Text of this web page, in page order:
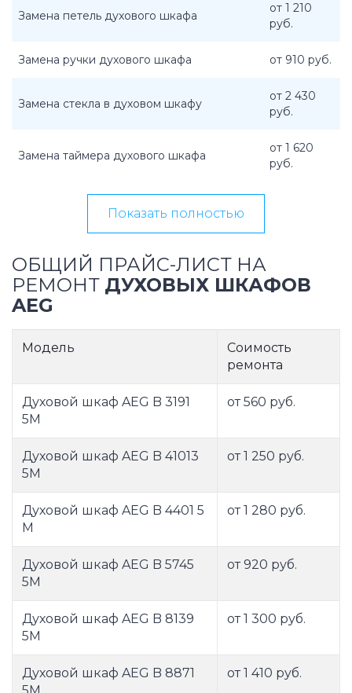
Замена петель духового шкафа
от 1 210
руб.
Замена ручки духового шкафа от 910 руб.
Замена стекла в духовом шкафу
от 2 430
руб.
Замена таймера духового шкафа
от 1 620
руб.
Показать полностью
ОБЩИЙ ПРАЙС-ЛИСТ НА
РЕМОНТ ДУХОВЫХ ШКАФОВ
AEG
Модель
Соимость
ремонта
Духовой шкаф AEG B 3191
5M
от 560 руб.
Духовой шкаф AEG B 41013
5M
от 1 250 руб.
Духовой шкаф AEG B 4401 5
M
от 1 280 руб.
Духовой шкаф AEG B 5745
5M
от 920 руб.
Духовой шкаф AEG B 8139
5M
от 1 300 руб.
Духовой шкаф AEG B 8871
от 1 410 руб.